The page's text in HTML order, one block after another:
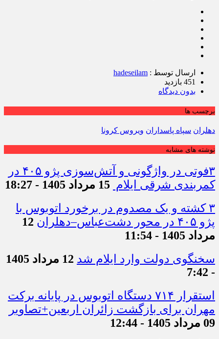
ارسال توسط : hadeseilam
451 بازدید
بدون دیدگاه
برچسب ها
دهلران سپاه پاسداران ویروس کرونا
نوشته های مشابه
۳فوتی در واژگونی و آتش‌سوزی پژو ۴۰۵ در
کمربندی شرقی ایلام 15 مرداد 1405 - 18:27
۳ کشته و یک مصدوم در برخورد اتوبوس با
پژو ۴۰۵ در محور دشت‌عباس–دهلران
12
مرداد 1405 - 11:54
سخنگوی دولت وارد ایلام شد
12 مرداد 1405
- 7:42
استقرار ۷۱۴ دستگاه اتوبوس در پایانه برکت
مهران برای بازگشت زائران اربعین+تصاویر
09 مرداد 1405 - 12:44